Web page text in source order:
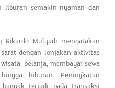
liburan semakin nyaman dan
Mulyadi mengatakan
dengan lonjakan aktivitas
belanja, membayar sewa
hiburan. Peningkatan
terjadi pada transaksi